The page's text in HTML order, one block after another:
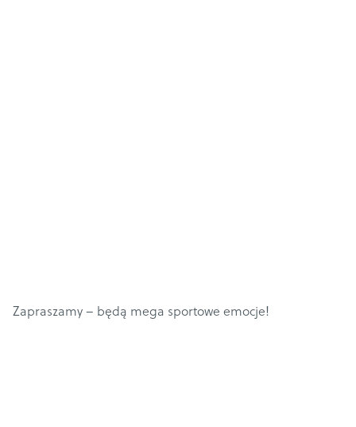
Zapraszamy – będą mega sportowe emocje!